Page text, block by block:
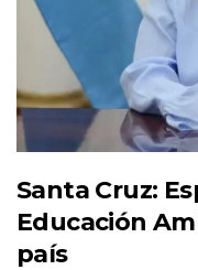
Santa Cruz:
Educación
país